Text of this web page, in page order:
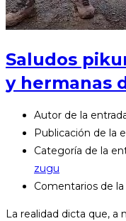
Saludos
y hermanas
Autor de la
Publicación de la
Categoría de la
zugu
Comentarios de la
La realidad dicta que, a